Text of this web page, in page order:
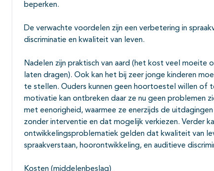
beperken.
De verwachte voordelen zijn een verbetering in
discriminatie en kwaliteit van leven.
Nadelen zijn praktisch van aard (het kost veel
laten dragen). Ook kan het bij zeer jonge kinderen
te stellen. Ouders kunnen geen hoortoestel willen of
motivatie kan ontbreken daar ze nu geen problemen
met eenorigheid, waarmee ze enerzijds de
zonder interventie en dat mogelijk verkiezen. Verder
ontwikkelingsproblematiek gelden dat kwaliteit van
spraakverstaan, hoorontwikkeling, en auditieve
Kosten (middelenbeslag)